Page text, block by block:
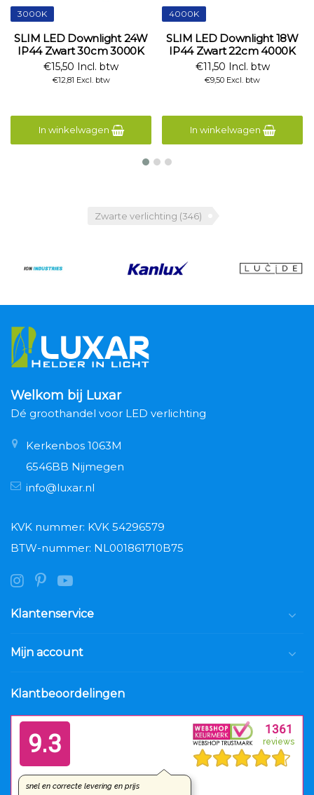
3000K
SLIM LED Downlight 24W
IP44 Zwart 30cm 3000K
€15,50 Incl. btw
€12,81 Excl. btw
In winkelwagen
4000K
SLIM LED Downlight 18W
IP44 Zwart 22cm 4000K
€11,50 Incl. btw
€9,50 Excl. btw
In winkelwagen
Zwarte verlichting (346)
Welkom bij Luxar
Dé groothandel voor LED verlichting
Kerkenbos 1063M
6546BB Nijmegen
info@luxar.nl
KVK nummer: KVK 54296579
BTW-nummer: NL001861710B75
Klantenservice
Mijn account
Klantbeoordelingen